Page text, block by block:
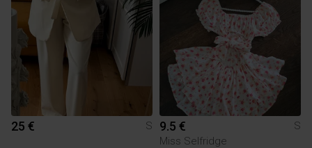
25 € S 9.5 €
S
Miss Selfridge